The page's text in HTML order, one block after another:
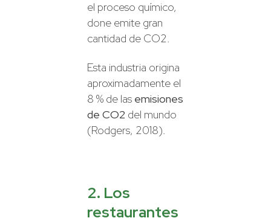
el proceso químico,
done emite gran
cantidad de CO2.
Esta industria origina
aproximadamente el
8 % de las emisiones
de CO2 del mundo
(Rodgers, 2018).
2. Los
restaurantes